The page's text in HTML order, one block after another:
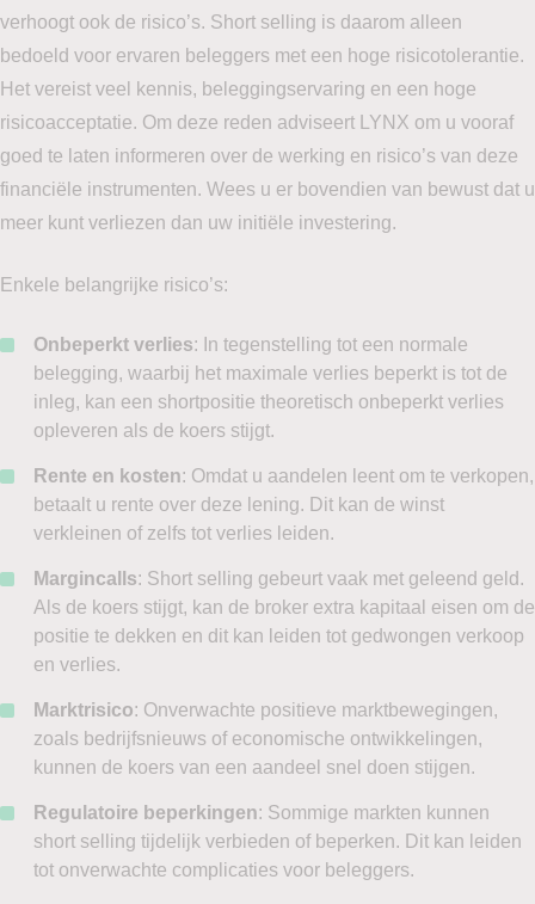
verhoogt ook de risico’s. Short selling is daarom alleen
bedoeld voor ervaren beleggers met een hoge risicotolerantie.
Het vereist veel kennis, beleggingservaring en een hoge
risicoacceptatie. Om deze reden adviseert LYNX om u vooraf
goed te laten informeren over de werking en risico’s van deze
financiële instrumenten. Wees u er bovendien van bewust dat u
meer kunt verliezen dan uw initiële investering.
Enkele belangrijke risico’s:
Onbeperkt verlies: In tegenstelling tot een normale
belegging, waarbij het maximale verlies beperkt is tot de
inleg, kan een shortpositie theoretisch onbeperkt verlies
opleveren als de koers stijgt.
Rente en kosten: Omdat u aandelen leent om te verkopen,
betaalt u rente over deze lening. Dit kan de winst
verkleinen of zelfs tot verlies leiden.
Margincalls: Short selling gebeurt vaak met geleend geld.
Als de koers stijgt, kan de broker extra kapitaal eisen om de
positie te dekken en dit kan leiden tot gedwongen verkoop
en verlies.
Marktrisico: Onverwachte positieve marktbewegingen,
zoals bedrijfsnieuws of economische ontwikkelingen,
kunnen de koers van een aandeel snel doen stijgen.
Regulatoire beperkingen: Sommige markten kunnen
short selling tijdelijk verbieden of beperken. Dit kan leiden
tot onverwachte complicaties voor beleggers.